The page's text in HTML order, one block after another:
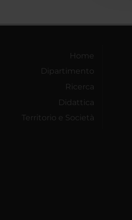
Home
Dipartimento
Ricerca
Didattica
Territorio e Società